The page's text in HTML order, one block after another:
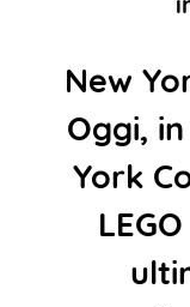
New
Oggi,
York